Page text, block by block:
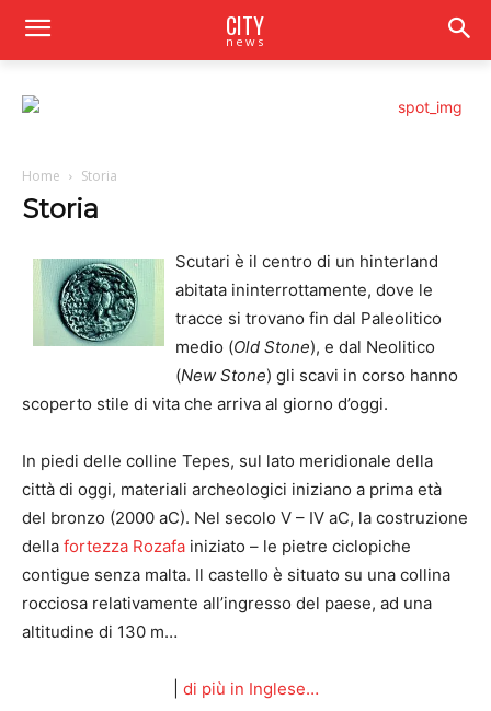
CITY
news
Home Storia
Storia
Scutari è il centro di un hinterland
abitata ininterrottamente, dove le
tracce si trovano fin dal Paleolitico
medio (Old Stone), e dal Neolitico
(New Stone) gli scavi in corso hanno
scoperto stile di vita che arriva al giorno d’oggi.
In piedi delle colline Tepes, sul lato meridionale della
città di oggi, materiali archeologici iniziano a prima età
del bronzo (2000 aC). Nel secolo V – IV aC, la costruzione
della fortezza Rozafa iniziato – le pietre ciclopiche
contigue senza malta. Il castello è situato su una collina
rocciosa relativamente all’ingresso del paese, ad una
altitudine di 130 m…
di più in Inglese…